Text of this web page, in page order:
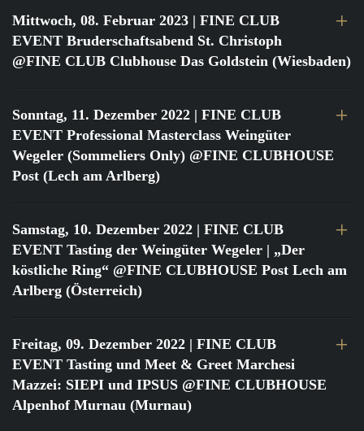
Mittwoch, 08. Februar 2023 | FINE CLUB
EVENT Bruderschaftsabend St. Christoph
@FINE CLUB Clubhouse Das Goldstein (Wiesbaden)
Sonntag, 11. Dezember 2022 | FINE CLUB
EVENT Professional Masterclass Weingüter
Wegeler (Sommeliers Only) @FINE CLUBHOUSE
Post (Lech am Arlberg)
Samstag, 10. Dezember 2022 | FINE CLUB
EVENT Tasting der Weingüter Wegeler | „Der
köstliche Ring“ @FINE CLUBHOUSE Post Lech am
Arlberg (Österreich)
Freitag, 09. Dezember 2022 | FINE CLUB
EVENT Tasting und Meet & Greet Marchesi
Mazzei: SIEPI und IPSUS @FINE CLUBHOUSE
Alpenhof Murnau (Murnau)